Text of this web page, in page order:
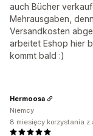
auch Bücher
Mehrausgaben,
Versandkosten
arbeitet Eshop hier
kommt bald :)
Hermoosa
Niemcy
8 miesięcy korzystania z